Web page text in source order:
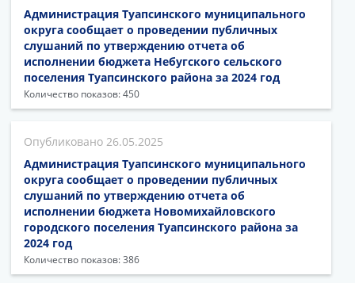
Администрация Туапсинского муниципального
округа сообщает о проведении публичных
слушаний по утверждению отчета об
исполнении бюджета Небугского сельского
поселения Туапсинского района за 2024 год
Количество показов: 450
26.05.2025
Администрация Туапсинского муниципального
округа сообщает о проведении публичных
слушаний по утверждению отчета об
исполнении бюджета Новомихайловского
городского поселения Туапсинского района за
2024 год
Количество показов: 386